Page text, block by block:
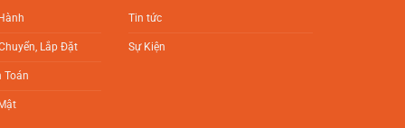
Lắp Đặt
Toán
Tin tức
Sự Kiện